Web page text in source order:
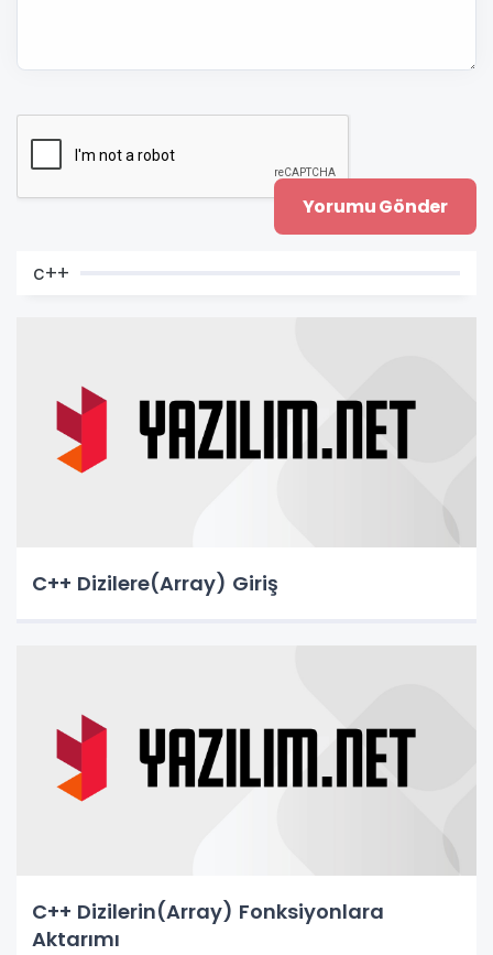
c++
C++ Dizilere(Array) Giriş
C++ Dizilerin(Array) Fonksiyonlara
Aktarımı